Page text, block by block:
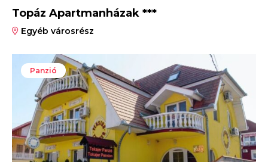
Topáz Apartmanházak ***
Egyéb városrész
Panzió